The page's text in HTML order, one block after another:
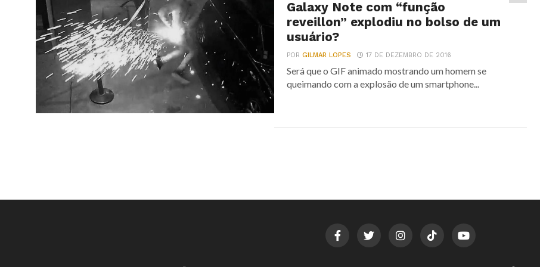
Galaxy Note com “função
reveillon” explodiu no bolso de um
usuário?
PORGILMAR LOPES 17 DE DEZEMBRO DE 2016
Será que o GIF animado mostrando um homem se
queimando com a explosão de um smartphone...